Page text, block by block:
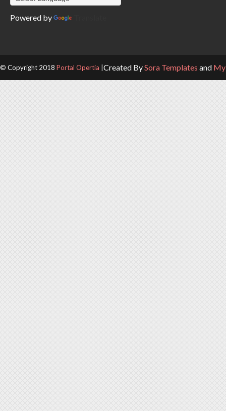
Powered by
© Copyright 2018 Portal Opertia Created BySora Templates and